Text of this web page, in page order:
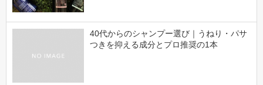
40代からのシャンプー選び｜うねり・パサ
つきを抑える成分とプロ推奨の1本